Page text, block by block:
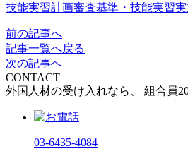
技能実習計画審査基準・技能実習
前の記事へ
記事一覧へ戻る
次の記事へ
CONTACT
外国人材の受け入れなら、
組合員
03-6435-4084